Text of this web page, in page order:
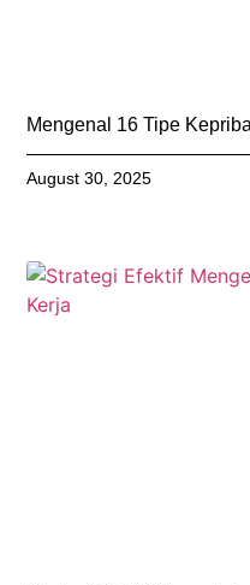
Mengenal 16 Tipe
August 30, 2025